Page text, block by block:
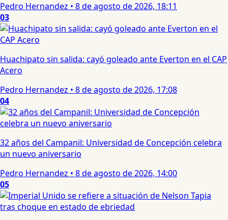
Pedro Hernandez • 8 de agosto de 2026, 18:11
03
Huachipato sin salida: cayó goleado ante Everton en el CAP
Acero
Pedro Hernandez • 8 de agosto de 2026, 17:08
04
32 años del Campanil: Universidad de Concepción celebra
un nuevo aniversario
Pedro Hernandez • 8 de agosto de 2026, 14:00
05